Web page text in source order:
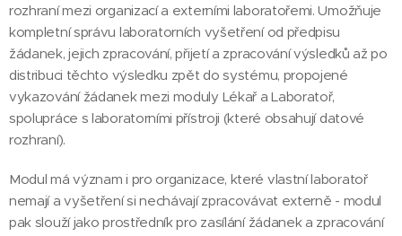
rozhraní mezi organizací a externími laboratořemi. Umožňuje
kompletní správu laboratorních vyšetření od předpisu
žádanek, jejich zpracování, přijetí a zpracování výsledků až po
distribuci těchto výsledku zpět do systému, propojené
vykazování žádanek mezi moduly Lékař a Laboratoř,
spolupráce s laboratorními přístroji (které obsahují datové
rozhraní).
Modul má význam i pro organizace, které vlastní laboratoř
nemají a vyšetření si nechávají zpracovávat externě - modul
pak slouží jako prostředník pro zasílání žádanek a zpracování